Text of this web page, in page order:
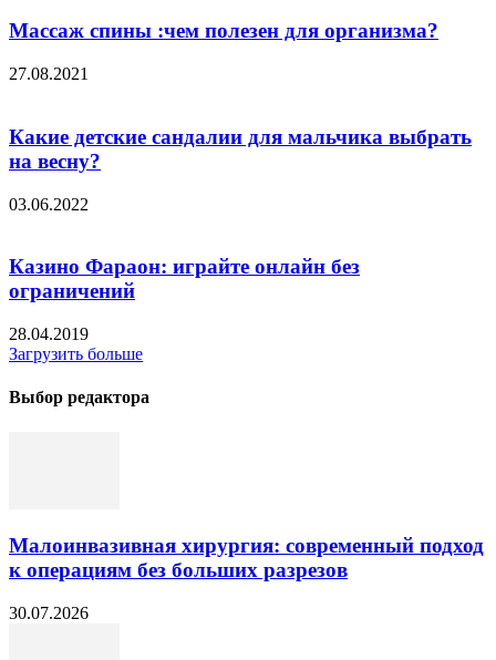
Массаж спины :чем полезен для организма?
27.08.2021
Какие детские сандалии для мальчика выбрать
на весну?
03.06.2022
Казино Фараон: играйте онлайн без
ограничений
28.04.2019
Загрузить больше
Выбор редактора
Малоинвазивная хирургия: современный подход
к операциям без больших разрезов
30.07.2026